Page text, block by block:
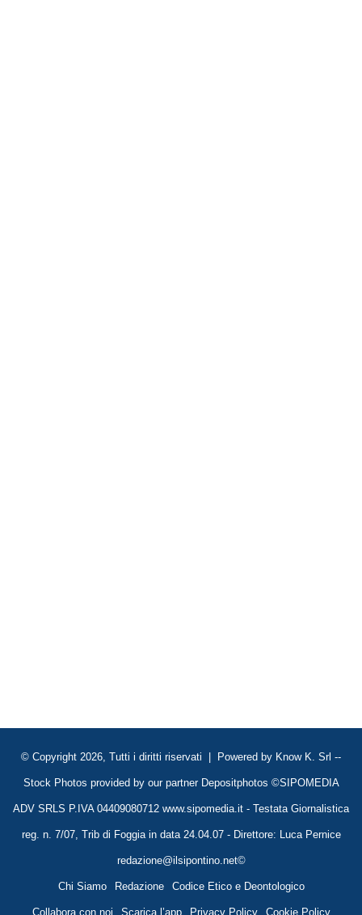
© Copyright 2026, Tutti i diritti riservati | Powered by Know K. Srl --
Stock Photos provided by our partner Depositphotos ©SIPOMEDIA
ADV SRLS P.IVA 04409080712 www.sipomedia.it - Testata Giornalistica
reg. n. 7/07, Trib di Foggia in data 24.04.07 - Direttore: Luca Pernice
redazione@ilsipontino.net©
Chi Siamo Redazione Codice Etico e Deontologico
Collabora con noi Scarica l’app Privacy Policy Cookie Policy